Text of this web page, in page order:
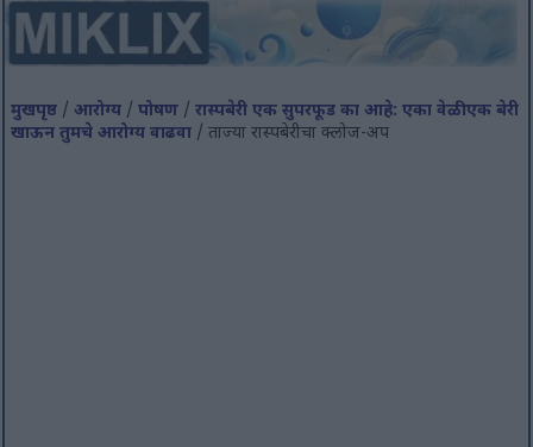
मुखपृष्ठ /आरोग्य /पोषण /रास्पबेरी एक सुपरफूड का आहे: एका वेळी एक बेरी
खाऊन तुमचे आरोग्य वाढवा / ताज्या रास्पबेरीचा क्लोज-अप